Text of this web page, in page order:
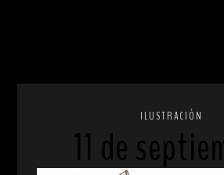
ILUSTRACIÓN
11 de